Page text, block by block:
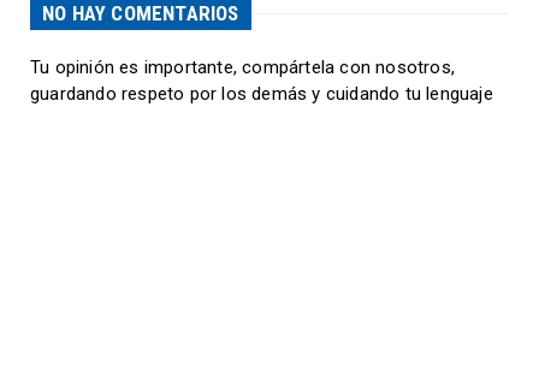
NO HAY COMENTARIOS
Tu opinión es importante, compártela con nosotros,
guardando respeto por los demás y cuidando tu lenguaje